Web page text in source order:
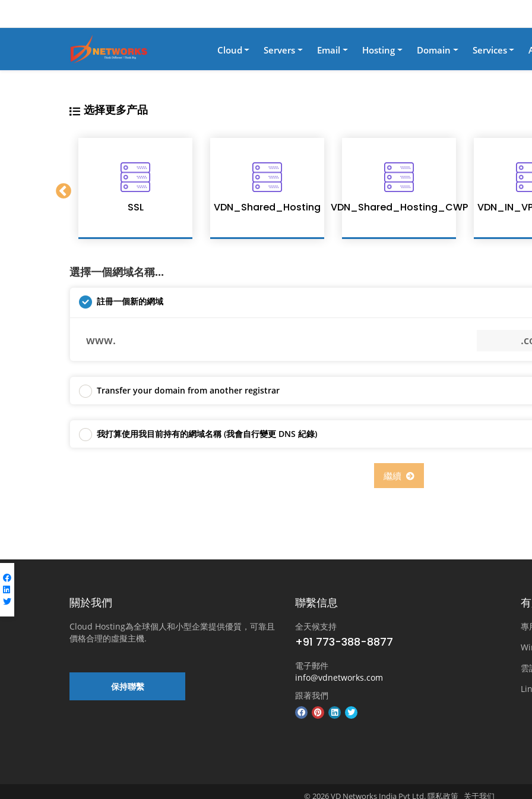
Cloud Servers Email Hosting Domain Services
选择更多产品
SSL VDN_Shared_Hosting VDN_Shared_Hosting_CWP
選擇一個網域名稱...
註冊一個新的網域
www.
Transfer your domain from another registrar
我打算使用我目前持有的網域名稱 (我會自行變更 DNS 紀錄)
關於我們
Cloud Hosting為全球個人和小型企業提供優質，可靠且
價格合理的虛擬主機.
保持聯繫
聯繫信息
全天候支持
+91 773-388-8877
電子郵件
info@vdnetworks.com
跟著我們
專
雲
© 2026 VD Networks India Pvt Ltd. 隱私政策 关于我们